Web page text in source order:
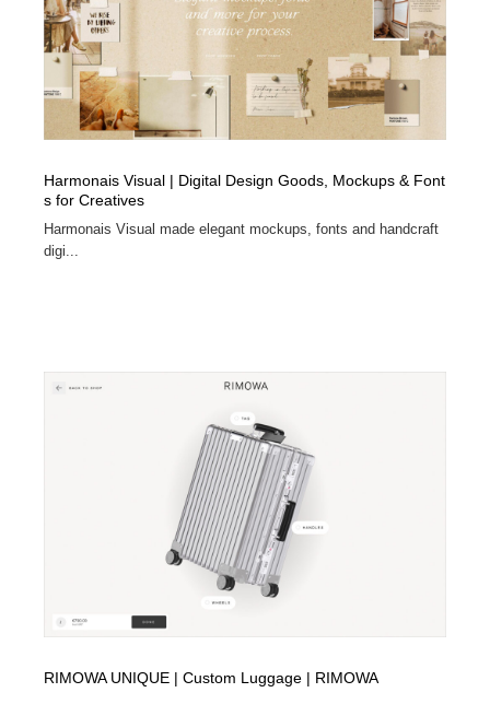
Harmonais Visual | Digital Design Goods, Mockups & Font
s for Creatives
Harmonais Visual made elegant mockups, fonts and handcraft
digi...
RIMOWA UNIQUE | Custom Luggage | RIMOWA